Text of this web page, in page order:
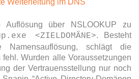
über NSLOOKUP zu
<ZIELDOMÄNE>. Besteht
Namensauflösung, schlägt die
fehl. Wurden alle Voraussetzungen
der Vertrauensstellung nur noch